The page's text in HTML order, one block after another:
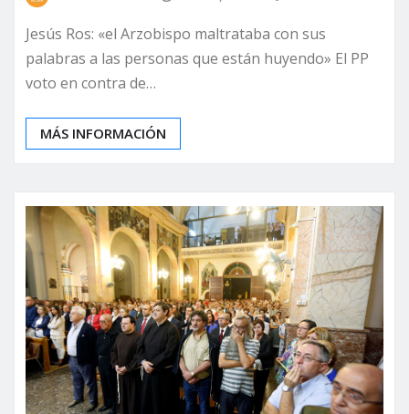
Jesús Ros: «el Arzobispo maltrataba con sus
palabras a las personas que están huyendo» El PP
voto en contra de…
MÁS INFORMACIÓN